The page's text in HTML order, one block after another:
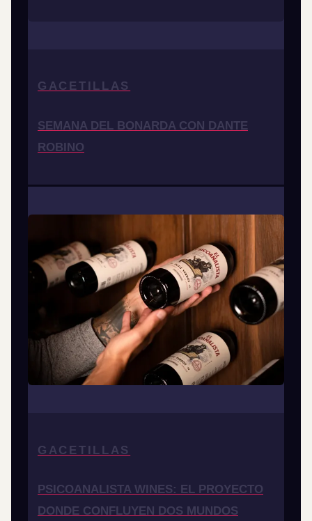
GACETILLAS
SEMANA DEL BONARDA CON DANTE
ROBINO
GACETILLAS
PSICOANALISTA WINES: EL PROYECTO
DONDE CONFLUYEN DOS MUNDOS